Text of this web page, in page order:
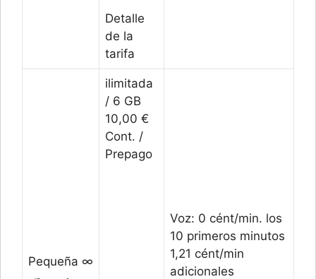
Detalle
de la
tarifa
Pequeña ∞
ilimitada
/ 6 GB
10,00 €
Cont. /
Prepago
Voz: 0 cént/min. los
10 primeros minutos
1,21 cént/min
adicionales